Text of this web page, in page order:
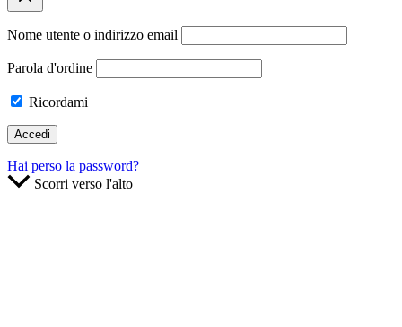
Nome utente o indirizzo email
Parola d'ordine
Ricordami
Hai perso la password?
Scorri verso l'alto